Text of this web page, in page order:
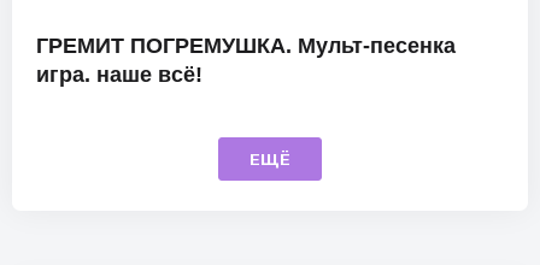
ГРЕМИТ ПОГРЕМУШКА. Мульт-песенка
игра. наше всё!
ЕЩЁ